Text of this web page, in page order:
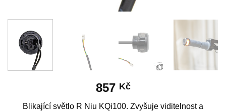
857 Kč
Blikající světlo R Niu KQi100. Zvyšuje viditelnost a